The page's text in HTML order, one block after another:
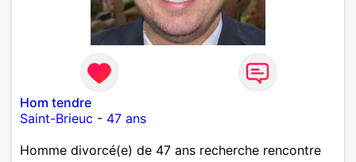
Hom tendre
Saint-Brieuc - 47 ans
Homme divorcé(e) de 47 ans recherche rencontre